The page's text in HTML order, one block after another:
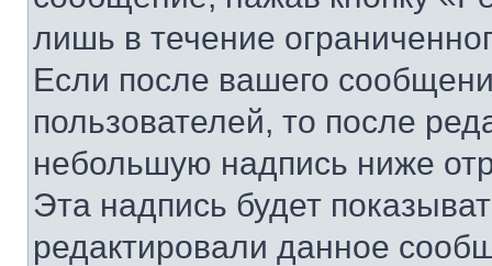
лишь в течение
Если после вашего
пользователей, то после
небольшую надпись ниже
Эта надпись будет
редактировали данное